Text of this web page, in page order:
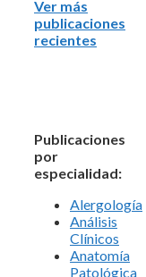
Ver más
publicaciones
recientes
Publicaciones
por
especialidad:
Alergología
Análisis
Clínicos
Anatomía
Patológica